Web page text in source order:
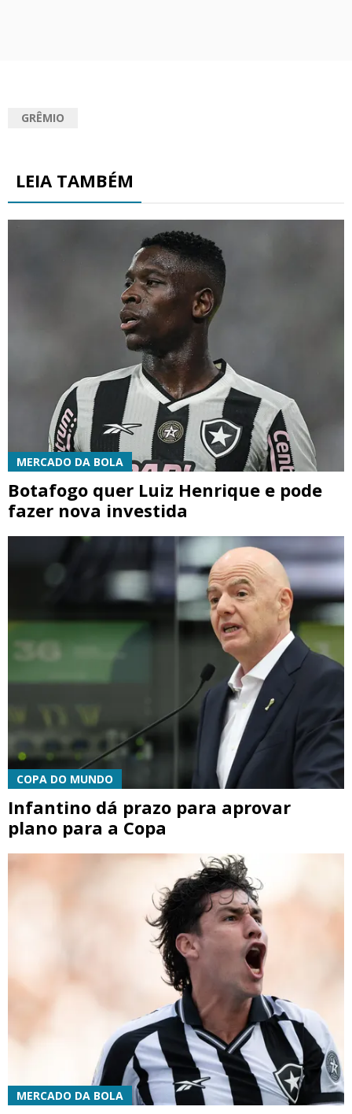
GRÊMIO
LEIA TAMBÉM
MERCADO DA BOLA
Botafogo quer Luiz Henrique e pode
fazer nova investida
COPA DO MUNDO
Infantino dá prazo para aprovar
plano para a Copa
MERCADO DA BOLA